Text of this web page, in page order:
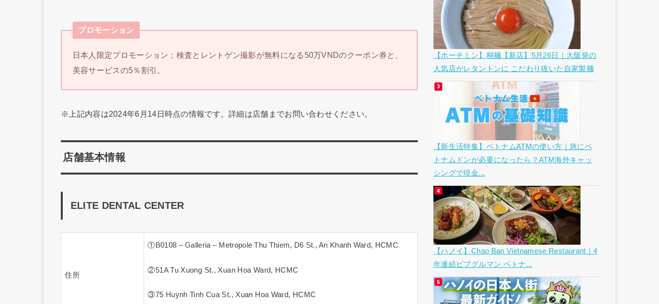
プロモーション
日本人限定プロモーション；検査とレントゲン撮影が無料になる50万VNDのクーポン券と、
美容サービスの5％割引。
※上記内容は2024年6月14日時点の情報です。詳細は店舗までお問い合わせください。
店舗基本情報
ELITE DENTAL CENTER
住所
①B0108 – Galleria – Metropole Thu Thiem, D6 St., An Khanh Ward, HCMC
②51A Tu Xuong St., Xuan Hoa Ward, HCMC
③75 Huynh Tinh Cua St., Xuan Hoa Ward, HCMC
【ホーチミン】桐麺【新店】5月26日｜大阪発の
人気店がレタントンに こだわり抜いた自家製麺
【新生活特集】ベトナムATMの使い方｜急にベ
トナムドンが必要になったら？ATM海外キャッ
シングで現金...
【ハノイ】Chao Ban Vietnamese Restaurant｜4
年連続ビブグルマン ベトナ...